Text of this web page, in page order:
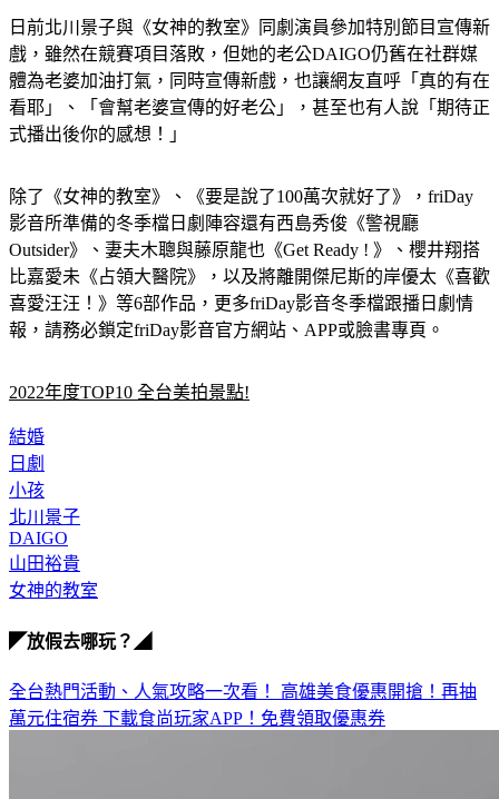
日前北川景子與《女神的教室》同劇演員參加特別節目宣傳新
戲，雖然在競賽項目落敗，但她的老公DAIGO仍舊在社群媒
體為老婆加油打氣，同時宣傳新戲，也讓網友直呼「真的有在
看耶」、「會幫老婆宣傳的好老公」，甚至也有人說「期待正
式播出後你的感想！」
除了《女神的教室》、《要是說了100萬次就好了》，friDay
影音所準備的冬季檔日劇陣容還有西島秀俊《警視廳
Outsider》、妻夫木聰與藤原龍也《Get Ready ! 》、櫻井翔搭
比嘉愛未《占領大醫院》，以及將離開傑尼斯的岸優太《喜歡
喜愛汪汪！》等6部作品，更多friDay影音冬季檔跟播日劇情
報，請務必鎖定friDay影音官方網站、APP或臉書專頁。
2022年度TOP10 全台美拍景點!
結婚
日劇
小孩
北川景子
DAIGO
山田裕貴
女神的教室
◤放假去哪玩？◢
全台熱門活動、人氣攻略一次看！ 高雄美食優惠開搶！再抽
萬元住宿券 下載食尚玩家APP！免費領取優惠券